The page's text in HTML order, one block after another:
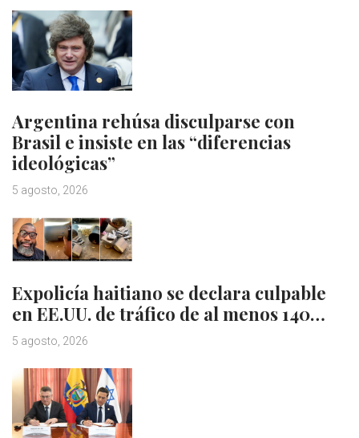
Argentina rehúsa disculparse con
Brasil e insiste en las “diferencias
ideológicas”
5 agosto, 2026
Expolicía haitiano se declara culpable
en EE.UU. de tráfico de al menos 140…
5 agosto, 2026